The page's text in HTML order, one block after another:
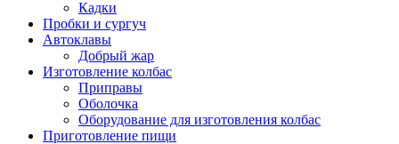
Кадки
Пробки и сургуч
Автоклавы
Добрый жар
Изготовление колбас
Приправы
Оболочка
Оборудование для изготовления колбас
Приготовление пищи